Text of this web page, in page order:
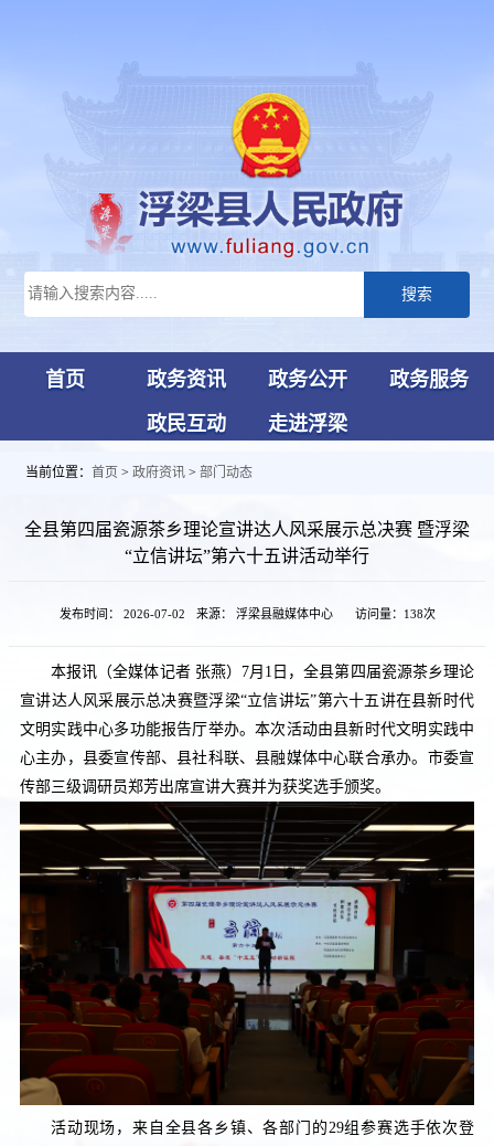
搜索
首页 政务资讯 政务公开
政务服务
政民互动
走进浮梁
当前位置： 首页 > 政府资讯 > 部门动态
全县第四届瓷源茶乡理论宣讲达人风采展示总决赛 暨浮梁
“立信讲坛”第六十五讲活动举行
发布时间： 2026-07-02 来源： 浮梁县融媒体中心 访问量： 138次
本报讯（全媒体记者 张燕）7月1日，全县第四届瓷源茶乡理论
宣讲达人风采展示总决赛暨浮梁“立信讲坛”第六十五讲在县新时代
文明实践中心多功能报告厅举办。本次活动由县新时代文明实践中
心主办，县委宣传部、县社科联、县融媒体中心联合承办。市委宣
传部三级调研员郑芳出席宣讲大赛并为获奖选手颁奖。
活动现场，来自全县各乡镇、各部门的29组参赛选手依次登